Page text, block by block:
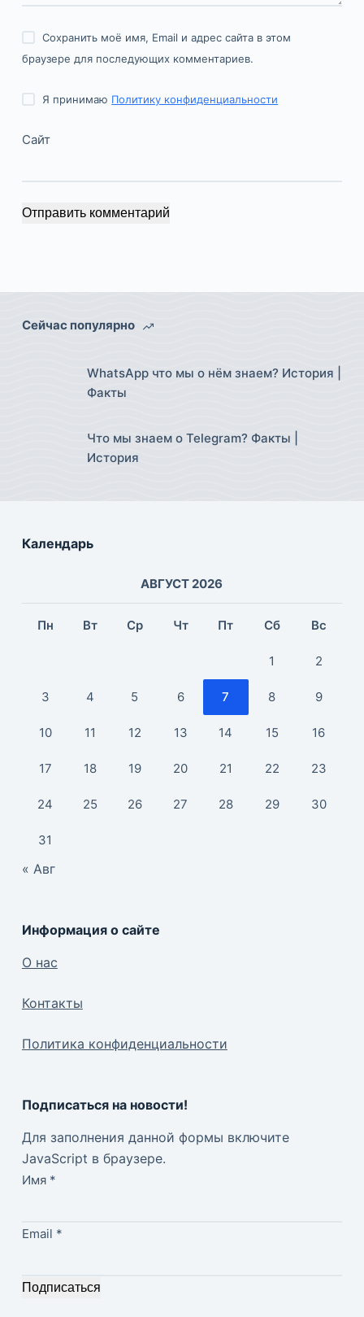
Сохранить моё имя, Email и адрес сайта в этом
браузере для последующих комментариев.
Я принимаю Политику конфиденциальности
Сайт
Отправить комментарий
Сейчас популярно
WhatsApp что мы о нём знаем? История |
Факты
Что мы знаем о Telegram? Факты |
История
Календарь
АВГУСТ 2026
Пн Вт Ср Чт Пт Сб Вс
1 2
3 4 5 6 7 8 9
10 11 12 13 14 15 16
17 18 19 20 21 22 23
24 25 26 27 28 29 30
31
« Авг
Информация о сайте
О нас
Контакты
Политика конфиденциальности
Подписаться на новости!
Для заполнения данной формы включите
JavaScript в браузере.
Имя *
Email *
Подписаться